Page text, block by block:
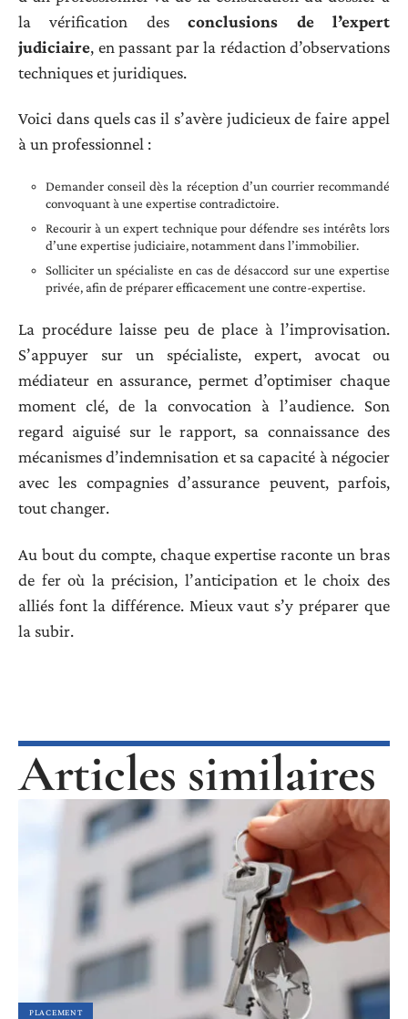
la vérification desconclusions de l’expert
judiciaire, en passant par la rédaction d’observations
techniques et juridiques.
Voici dans quels cas il s’avère judicieux de faire appel
à un professionnel :
Demander conseil dès la réception d’un courrier recommandé
convoquant à une expertise contradictoire.
Recourir à un expert technique pour défendre ses intérêts lors
d’une expertise judiciaire, notamment dans l’immobilier.
Solliciter un spécialiste en cas de désaccord sur une expertise
privée, afin de préparer efficacement une contre-expertise.
La procédure laisse peu de place à l’improvisation.
S’appuyer sur un spécialiste, expert, avocat ou
médiateur en assurance, permet d’optimiser chaque
moment clé, de la convocation à l’audience. Son
regard aiguisé sur le rapport, sa connaissance des
mécanismes d’indemnisation et sa capacité à négocier
avec les compagnies d’assurance peuvent, parfois,
tout changer.
Au bout du compte, chaque expertise raconte un bras
de fer où la précision, l’anticipation et le choix des
alliés font la différence. Mieux vaut s’y préparer que
la subir.
Articles similaires
PLACEMENT